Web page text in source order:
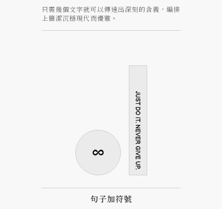
只需幾個文字就可以傳達出深刻的含義，編排
上簡潔沉穩現代而優雅。
句子加符號